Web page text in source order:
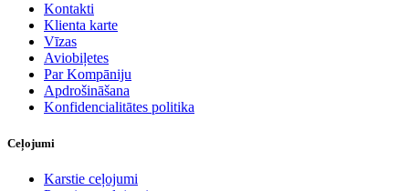
Kontakti
Klienta karte
Vīzas
Aviobiļetes
Par Kompāniju
Apdrošināšana
Konfidencialitātes politika
Ceļojumi
Karstie ceļojumi